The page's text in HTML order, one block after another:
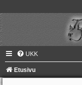
UKK
Etusivu